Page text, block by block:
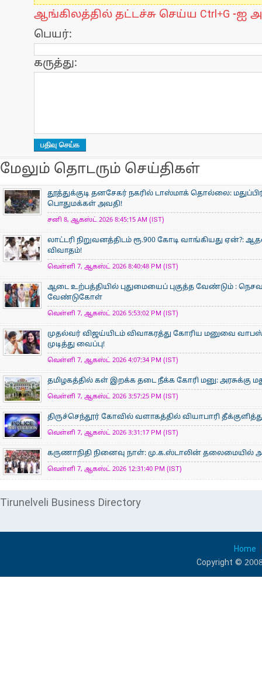
ஆங்கிலத்தில் தட்டச்சு செய்ய Ctrl+G -ஐ
பெயர்:
கருத்து:
மேலும் தொடரும் செய்திகள்
தூத்துக்குடி தனசேகர் நகரில் டாஸ்மாக் தொல்லை:
பொதுமக்கள் அவதி!
சனி 8, ஆகஸ்ட் 2026 8:45:15 AM (IST)
லாட்டரி நிறுவனத்திடம் ரூ.900 கோடி வாங்கியது ஏன்?:
விவாதம்!
வெள்ளி 7, ஆகஸ்ட் 2026 8:40:48 PM (IST)
ஆடை உற்பத்தியில் புதுமையைப் புகுத்த வேண்டும் :
வேண்டுகோள்
வெள்ளி 7, ஆகஸ்ட் 2026 5:53:02 PM (IST)
முதல்வர் விஜய்யிடம் விவாகரத்து கோரிய மனுவை
முடித்து வைப்பு!
வெள்ளி 7, ஆகஸ்ட் 2026 4:07:34 PM (IST)
தமிழகத்தில் கள் இறக்க தடை நீக்க கோரி மனு: அரசுக்கு
வெள்ளி 7, ஆகஸ்ட் 2026 3:57:25 PM (IST)
திருச்செந்தூர் கோவில் வளாகத்தில் வியாபாரி
வெள்ளி 7, ஆகஸ்ட் 2026 3:31:17 PM (IST)
கருணாநிதி நினைவு நாள்: மு.க.ஸ்டாலின் தலைமையில்
வெள்ளி 7, ஆகஸ்ட் 2026 12:31:40 PM (IST)
Tirunelveli Business Directory
Home
Copyright ©